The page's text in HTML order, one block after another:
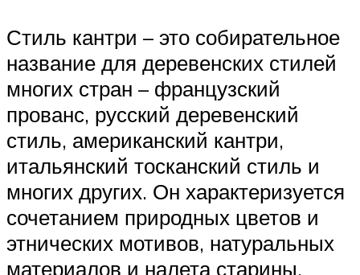
Стиль кантри – это собирательное
название для деревенских стилей
многих стран – французский
прованс, русский деревенский
стиль, американский кантри,
итальянский тосканский стиль и
многих других. Он характеризуется
сочетанием природных цветов и
этнических мотивов, натуральных
материалов и налета старины.